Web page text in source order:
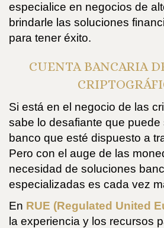
especialice en negocios de
brindarle las soluciones
para tener éxito.
CUENTA BANCARIA
Si está en el negocio de las
sabe lo desafiante que puede
banco que esté dispuesto a
Pero con el auge de las
necesidad de soluciones
especializadas es cada vez
En RUE (Regulated United
la experiencia y los recursos